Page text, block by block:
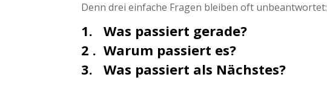
Denn drei einfache Fragen bleiben oft unbeantwortet:
1. Was passiert gerade?
2 . Warum passiert es?
3. Was passiert als Nächstes?